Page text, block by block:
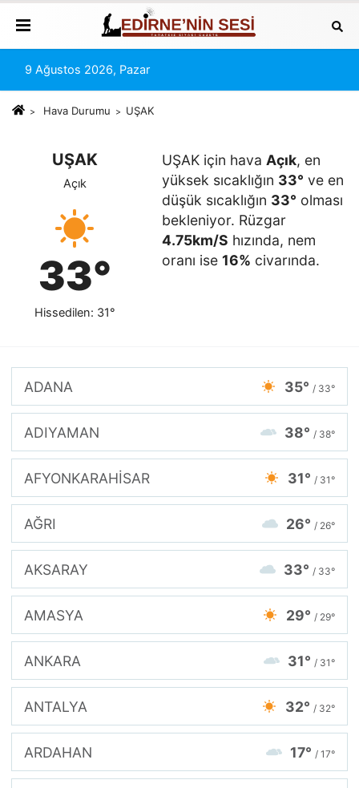
9 Ağustos 2026, Pazar
Hava Durumu UŞAK
UŞAK
Açık
33°
Hissedilen: 31°
UŞAK için hava Açık, en
yüksek sıcaklığın 33° ve en
düşük sıcaklığın 33° olması
bekleniyor. Rüzgar
4.75km/S hızında, nem
oranı ise 16% civarında.
ADANA 35° / 33°
ADIYAMAN 38° / 38°
AFYONKARAHİSAR 31° / 31°
AĞRI 26° / 26°
AKSARAY 33° / 33°
AMASYA 29° / 29°
ANKARA 31° / 31°
ANTALYA 32° / 32°
ARDAHAN 17° / 17°